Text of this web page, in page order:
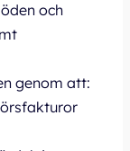
och
genom att: